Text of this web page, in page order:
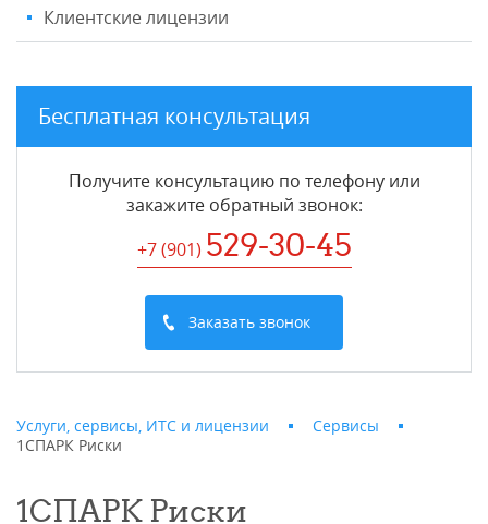
Клиентские лицензии
Бесплатная консультация
Получите консультацию по телефону или
закажите обратный звонок:
+7 (901) 529-30-45
Заказать звонок
Услуги, сервисы, ИТС и лицензии
Сервисы
1СПАРК Риски
1СПАРК Риски